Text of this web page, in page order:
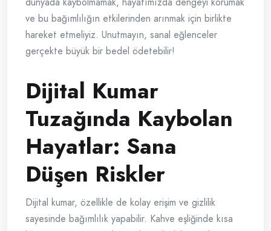
ve bu bağımlılığın etkilerinden arınmak için birlikte
hareket etmeliyiz. Unutmayın, sanal eğlenceler
gerçekte büyük bir bedel ödetebilir!
Dijital Kumar
Tuzağında Kaybolan
Hayatlar: Sana
Düşen Riskler
Dijital kumar, özellikle de kolay erişim ve gizlilik
sayesinde bağımlılık yapabilir. Kahve eşliğinde kısa